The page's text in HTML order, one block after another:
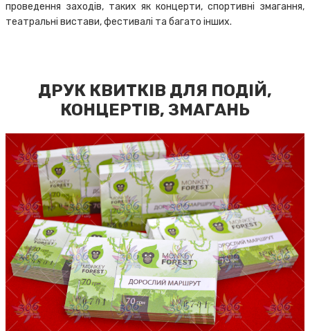
проведення заходів, таких як концерти, спортивні змагання,
театральні вистави, фестивалі та багато інших.
ДРУК КВИТКІВ ДЛЯ ПОДІЙ,
КОНЦЕРТІВ, ЗМАГАНЬ